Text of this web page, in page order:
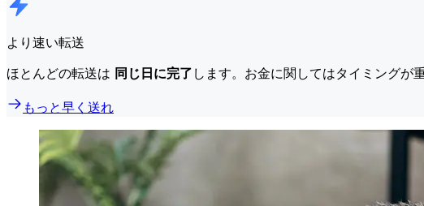
より速い転送
ほとんどの転送は 同じ日に完了 します。お金に関してはタイミングが
もっと早く送れ